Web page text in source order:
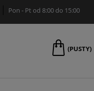
Pon - Pt od 8:00 do 15:00
(PUSTY)